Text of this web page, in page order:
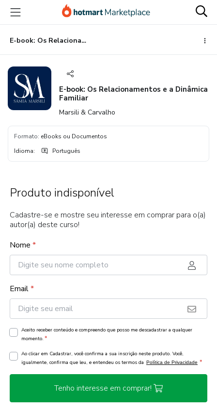
para
conteúdo
principal
para
pagamento
para
rodapé
E-book: Os Relacionamentos e a Dinâmica Familiar
E-book: Os Relacionamentos e a Dinâmica
Familiar
Marsili & Carvalho
Formato: eBooks ou Documentos
Idioma: Português
Produto indisponível
Cadastre-se e mostre seu interesse em comprar para o(a)
autor(a) deste curso!
Nome *
Email*
Aceito receber conteúdo e compreendo que posso me descadastrar a qualquer
momento. *
Ao clicar em Cadastrar, você confirma a sua inscrição neste produto. Você,
igualmente, confirma que leu, e entendeu os termos da Política de Privacidade *
Tenho interesse em comprar!